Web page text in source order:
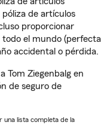
de artículos
proporcionar
todo el mundo (perfecta
accidental o pérdida.
Tom Ziegenbalg en
de seguro de
una lista completa de la